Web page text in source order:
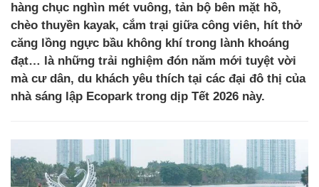
hàng chục nghìn mét vuông, tản bộ bên mặt hồ,
chèo thuyền kayak, cắm trại giữa công viên, hít thở
căng lồng ngực bầu không khí trong lành khoáng
đạt… là những trải nghiệm đón năm mới tuyệt vời
mà cư dân, du khách yêu thích tại các đại đô thị của
nhà sáng lập Ecopark trong dịp Tết 2026 này.